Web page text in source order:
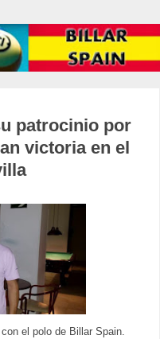
patrocinio por
victoria en el
el polo de Billar Spain.